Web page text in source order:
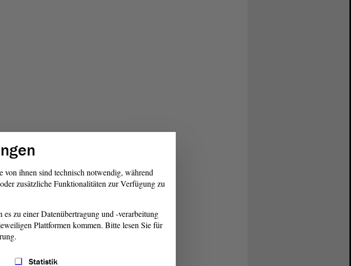
ihnen sind technisch notwendig, während
zusätzliche Funktionalitäten zur Verfügung zu
zu einer Datenübertragung und -verarbeitung
Plattformen kommen. Bitte lesen Sie für
Statistik